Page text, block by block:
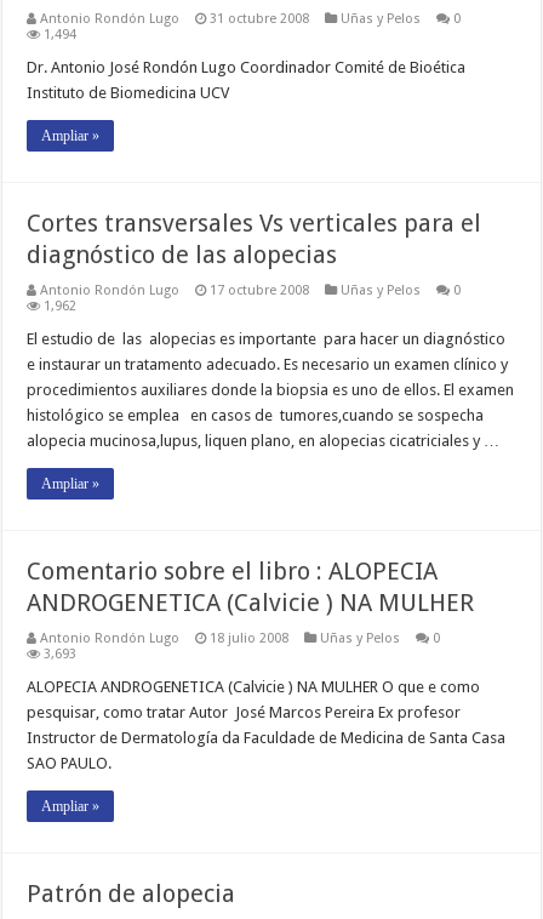
Antonio Rondón Lugo 31 octubre 2008 Uñas y Pelos
0
1,494
Dr. Antonio José Rondón Lugo Coordinador Comité de Bioética
Instituto de Biomedicina UCV
Ampliar »
Cortes transversales Vs verticales para el
diagnóstico de las alopecias
Antonio Rondón Lugo 17 octubre 2008 Uñas y Pelos
0
1,962
El estudio de las alopecias es importante para hacer un diagnóstico
e instaurar un tratamento adecuado. Es necesario un examen clínico y
procedimientos auxiliares donde la biopsia es uno de ellos. El examen
histológico se emplea en casos de tumores,cuando se sospecha
alopecia mucinosa,lupus, liquen plano, en alopecias cicatriciales y …
Ampliar »
Comentario sobre el libro : ALOPECIA
ANDROGENETICA (Calvicie ) NA MULHER
Antonio Rondón Lugo 18 julio 2008 Uñas y Pelos
0
3,693
ALOPECIA ANDROGENETICA (Calvicie ) NA MULHER O que e como
pesquisar, como tratar Autor José Marcos Pereira Ex profesor
Instructor de Dermatología da Faculdade de Medicina de Santa Casa
SAO PAULO.
Ampliar »
Patrón de alopecia